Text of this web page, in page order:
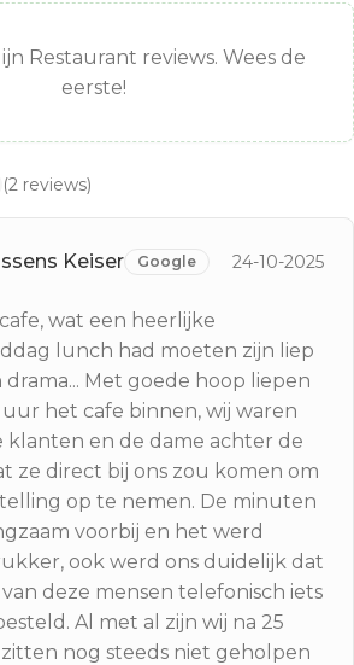
Restaurant reviews. Wees de
eerste!
(2 reviews)
Keiser Google 24-10-2025
wat een heerlijke
lunch had moeten zijn liep
drama... Met goede hoop liepen
uur het cafe binnen, wij waren
klanten en de dame achter de
ze direct bij ons zou komen om
op te nemen. De minuten
voorbij en het werd
ook werd ons duidelijk dat
deze mensen telefonisch iets
Al met al zijn wij na 25
nog steeds niet geholpen